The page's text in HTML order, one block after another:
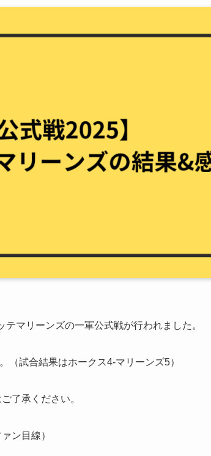
マリーンズの一軍公式戦が行われました。
（試合結果はホークス4-マリーンズ5）
了承ください。
ン目線）